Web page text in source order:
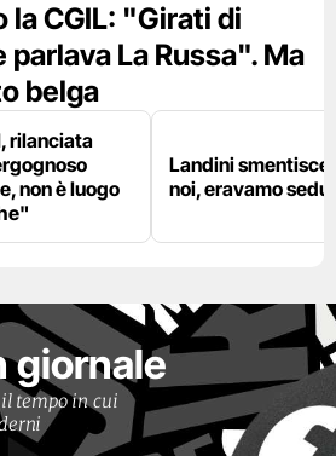
la CGIL: "Girati di
La Russa". Ma
belga
rilanciata
non è luogo
Landini
noi, eravamo
giornale
tempo in cui